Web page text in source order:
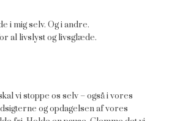
i mig selv. Og i andre.
al livslyst og livsglæde.
vi stoppe os selv – også i vores
og opdagelsen af vores